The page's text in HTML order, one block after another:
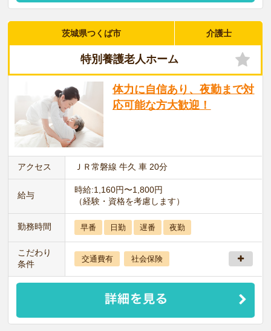
茨城県つくば市 介護士
特別養護老人ホーム
体力に自信あり、夜勤まで対
応可能な方大歓迎！
アクセス ＪＲ常磐線 牛久 車 20分
給与
時給:1,160円〜1,800円
（経験・資格を考慮します）
勤務時間 早番 日勤 遅番 夜勤
こだわり
条件
交通費有 社会保険